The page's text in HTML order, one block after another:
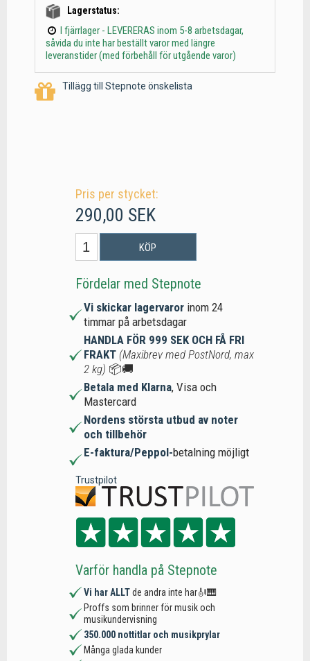
Lagerstatus:
I fjärrlager - LEVERERAS inom 5-8 arbetsdagar,
såvida du inte har beställt varor med längre
leveranstider (med förbehåll för utgående varor)
Tillägg till Stepnote önskelista
Pris per stycket:
290,00 SEK
KÖP
Fördelar med Stepnote
Vi skickar lagervaror inom 24
timmar på arbetsdagar
HANDLA FÖR 999 SEK OCH FÅ FRI
FRAKT (Maxibrev med PostNord, max
2 kg) 📦🚚
Betala med Klarna, Visa och
Mastercard
Nordens största utbud av noter
och tillbehör
E-faktura/Peppol-betalning möjligt
Trustpilot
Varför handla på Stepnote
Vi har ALLTde andra inte har🎻🎹
Proffs som brinner för musik och
musikundervisning
350.000 nottitlar och musikprylar
Många glada kunder